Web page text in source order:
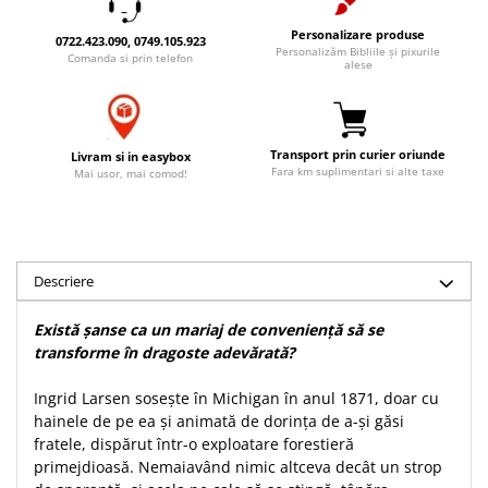
Instrumente teologice
Alte studii
Enciclopedii
Eseuri
Marturii
Meditatii
Poezii
Reviste
Sanatate
Accesorii birou
Rame foto
Pungi cadou cu versete
Statuete
Sticle apa
Suport pentru pahar
Tablouri canvas
Termos
Transilvania
0722.423.090, 0749.105.923
Comanda si prin telefon
Personalizare produse
Personalizăm Bibliile și pixurile
alese
Livram si in easybox
Mai usor, mai comod!
Transport prin curier oriunde
Fara km suplimentari si alte taxe
Descriere
Există șanse ca un mariaj de conveniență să se
transforme în dragoste adevărată?
Ingrid Larsen sosește în Michigan în anul 1871, doar cu
hainele de pe ea și animată de dorința de a-și găsi
fratele, dispărut într-o exploatare forestieră
primejdioasă. Nemaiavând nimic altceva decât un strop